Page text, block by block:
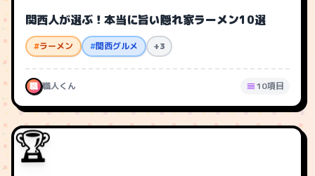
関西人が選ぶ！本当に旨い隠れ家ラーメン10選
#ラーメン #関西グルメ +3
職 職人くん 10項目
🏆